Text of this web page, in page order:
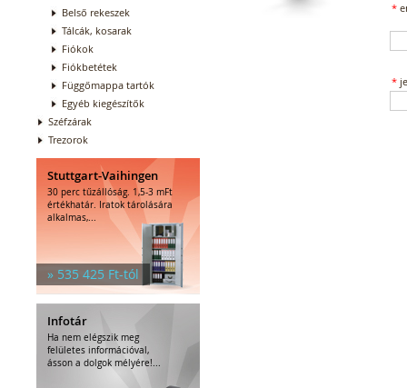
Belső rekeszek
Tálcák, kosarak
Fiókok
Fiókbetétek
Függőmappa tartók
Egyéb kiegészítők
Széfzárak
Trezorok
Stuttgart-Vaihingen
30 perc tűzállóság. 1,5-3 mFt
értékhatár. Iratok tárolására
alkalmas,...
» 535 425 Ft-tól
Infotár
Ha nem elégszik meg
felületes információval,
ásson a dolgok mélyére!...
*
*